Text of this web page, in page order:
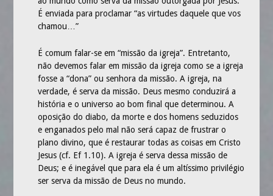
PASTORAIS
ARTIGOS
ÁUDIOS
VÍDEOS
TODOS
CULTO INFANTIL
CULTO NOTURNO
ESCOLA DOMINICAL
A IGREJA
É enviada para proclamar “as virtudes daquele que vos
chamou…”
É comum falar-se em “missão da igreja”. Entretanto,
não devemos falar em missão da igreja como se a igreja
fosse a “dona” ou senhora da missão. A igreja, na
verdade, é serva da missão. Deus mesmo conduzirá a
história e o universo ao bom final que determinou. A
oposição do diabo, da morte e dos homens seduzidos
e enganados pelo mal não será capaz de frustrar o
plano divino, que é restaurar todas as coisas em Cristo
Jesus (cf. Ef 1.10). A igreja é serva dessa missão de
Deus; e é inegável que para ela é um altíssimo privilégio
ser serva da missão de Deus no mundo.